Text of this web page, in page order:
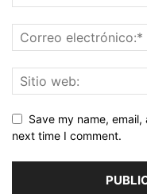
Save my name,
next time I comment.